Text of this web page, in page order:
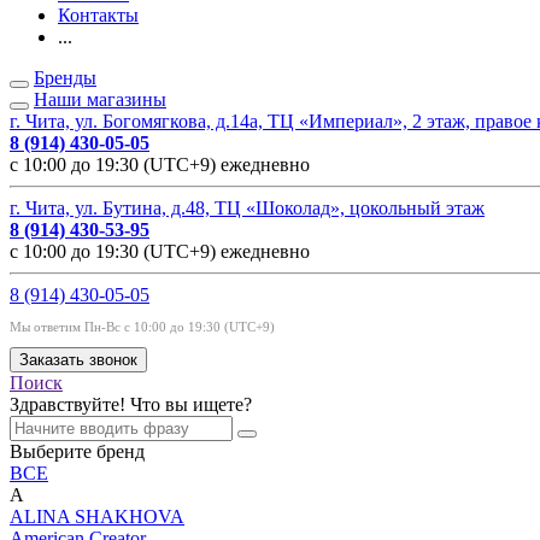
Контакты
...
Бренды
Наши магазины
г. Чита, ул. Богомягкова, д.14а, ТЦ «Империал», 2 этаж, правое
8 (914) 430-05-05
с 10:00 до 19:30 (UTC+9) ежедневно
г. Чита, ул. Бутина, д.48, ТЦ «Шоколад», цокольный этаж
8 (914) 430-53-95
с 10:00 до 19:30 (UTC+9) ежедневно
8 (914) 430-05-05
Мы ответим Пн-Вс с 10:00 до 19:30 (UTC+9)
Заказать звонок
Поиск
Здравствуйте! Что вы ищете?
Выберите бренд
ВСЕ
A
ALINA SHAKHOVA